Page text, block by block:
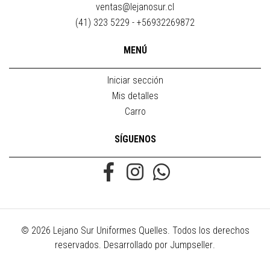
ventas@lejanosur.cl
(41) 323 5229 - +56932269872
MENÚ
Iniciar sección
Mis detalles
Carro
SÍGUENOS
© 2026 Lejano Sur Uniformes Quelles. Todos los derechos
reservados. Desarrollado por Jumpseller.